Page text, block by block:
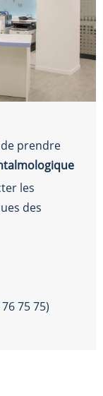
de prendre
les
des
75 75)